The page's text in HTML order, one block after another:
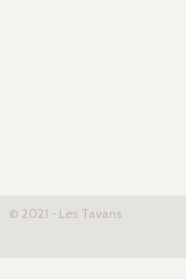
© 2021 - Les Tavans